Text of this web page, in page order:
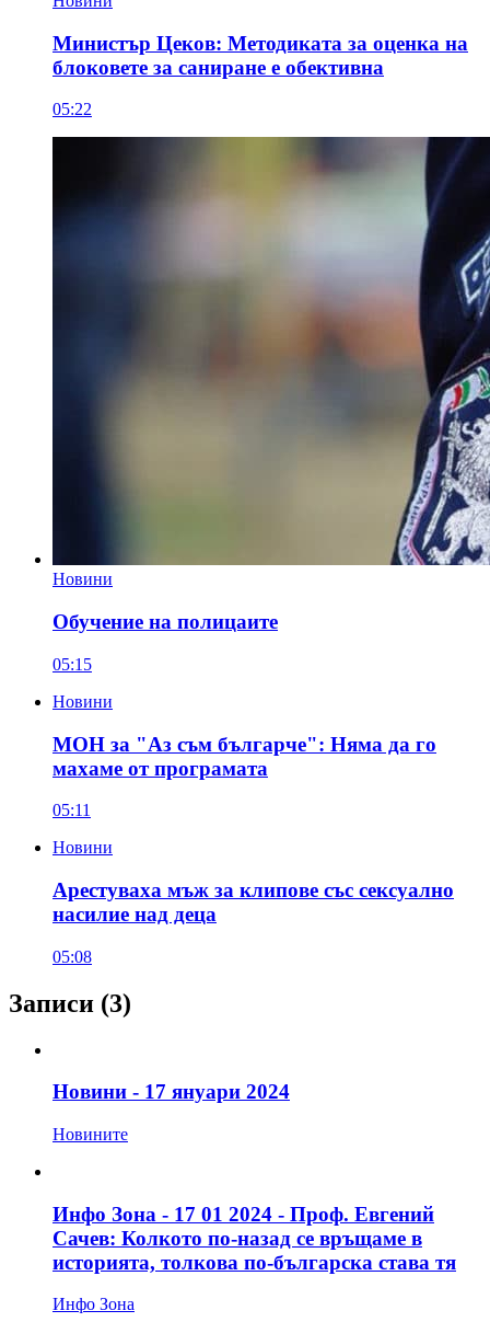
Министър Цеков: Методиката за оценка на
блоковете за саниране е обективна
05:22
Новини
Обучение на полицаите
05:15
Новини
МОН за "Аз съм българче": Няма да го
махаме от програмата
05:11
Новини
Арестуваха мъж за клипове със сексуално
насилие над деца
05:08
Записи (3)
Новини - 17 януари 2024
Новините
Инфо Зона - 17 01 2024 - Проф. Евгений
Сачев: Колкото по-назад се връщаме в
историята, толкова по-българска става тя
Инфо Зона